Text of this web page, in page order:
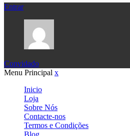
Entrar
Convidado
Menu Principal x
Inicio
Loja
Sobre Nós
Contacte-nos
Termos e Condições
Blog